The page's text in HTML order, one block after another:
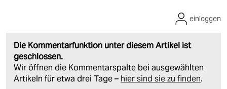
Die Kommentarfunktion unter diesem Artikel ist
geschlossen.
Wir öffnen die Kommentarspalte bei ausgewählten
Artikeln für etwa drei Tage – hier sind sie zu finden.
einloggen